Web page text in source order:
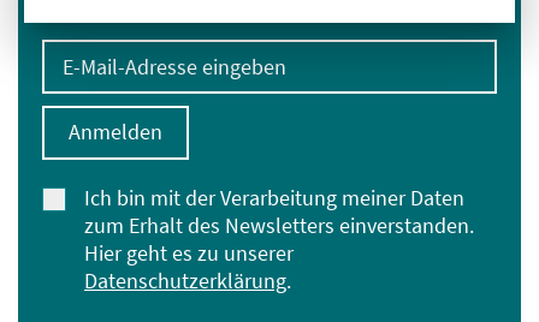
E-Mail-Adresse eingeben
Ich bin mit der Verarbeitung meiner Daten
zum Erhalt des Newsletters einverstanden.
Hier geht es zu unserer
Datenschutzerklärung.
Anmelden